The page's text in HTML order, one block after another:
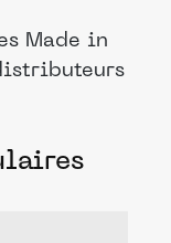
Made in
dans
envies.